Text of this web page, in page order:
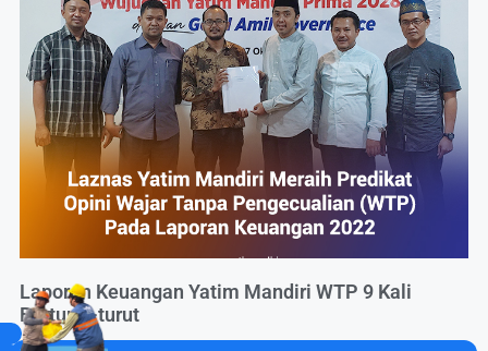
Laporan Keuangan Yatim Mandiri WTP 9 Kali
Berturut-turut